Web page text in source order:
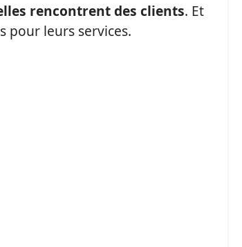
rencontrent des clients. Et
pour leurs services.